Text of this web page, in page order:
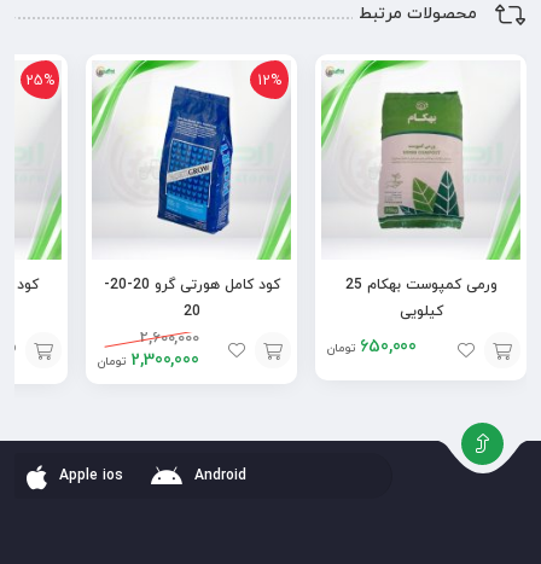
محصولات مرتبط
ورمی کمپوست بهکام 25
کیلویی
650,000 تومان
افزودن
به
سبد
12%
کود کامل هورتی گرو 20-20-
20
2,600,000
2,300,000 تومان
افزودن
25%
کود
افزودن
Apple ios Android